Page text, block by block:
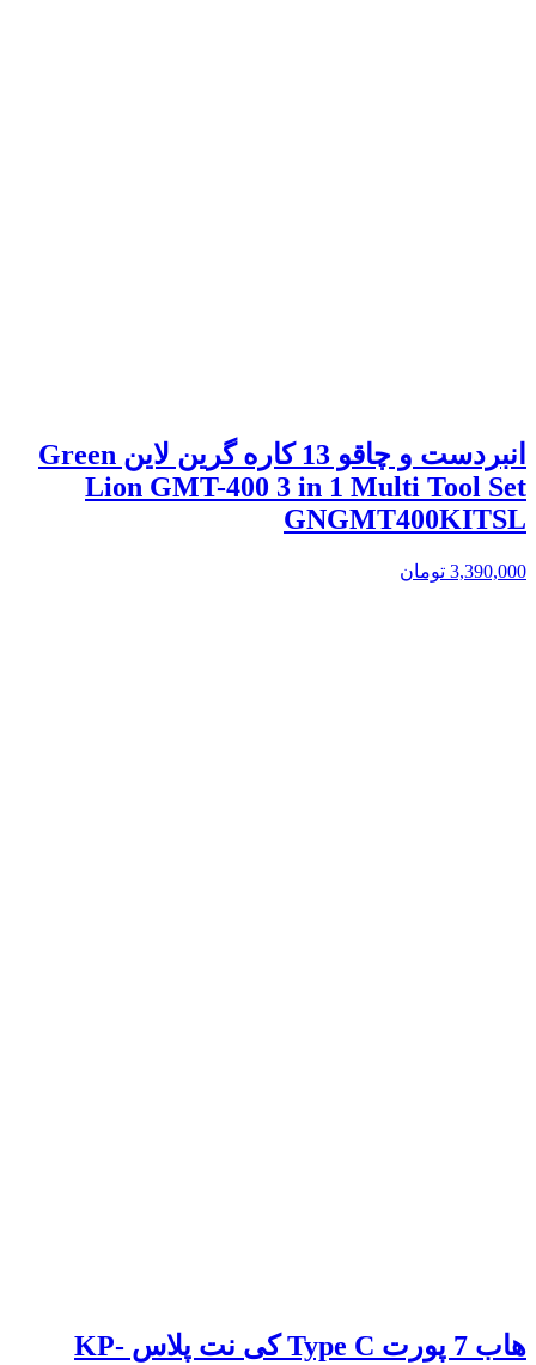
انبردست و چاقو 13 کاره گرین لاین Green
Lion GMT-400 3 in 1 Multi Tool Set
GNGMT400KITSL
3,390,000 تومان
هاب 7 پورت Type C کی نت پلاس KP-